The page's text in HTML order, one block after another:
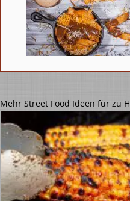
Mehr Street Food Ideen für zu